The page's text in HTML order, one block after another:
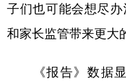
子们也可能会想尽
和家长监管带来更大
《报告》数据显